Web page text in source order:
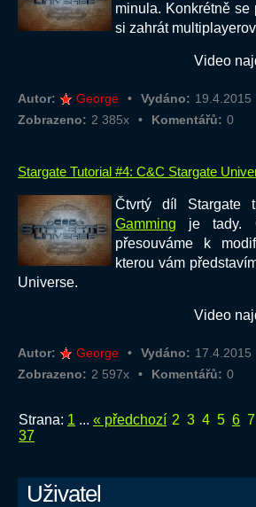
minula. Konkrétně
si zahrát
Video
Autor: George Vydáno: 19.4.2015
Zobrazeno: 2 385x Komentářů: 0
Stargate Tutorial #4: C&C Stargate
Čtvrtý díl Stargate
Gamming je tady.
přesouváme k
kterou vám
Universe.
Video
Autor: George Vydáno: 17.4.2015
Zobrazeno: 2 597x Komentářů: 0
Strana: 1 ... « předchozí 2 3 4 5 6 7
37
Uživatel